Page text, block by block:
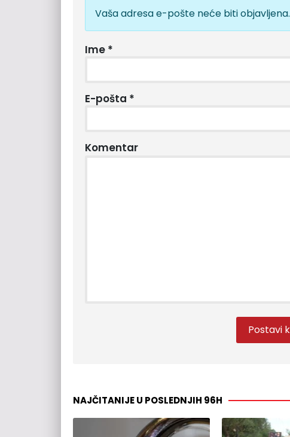
Vaša adresa e-pošte neće biti objavljena.
Ime *
E-pošta *
Komentar
NAJČITANIJE U POSLEDNJIH 96H